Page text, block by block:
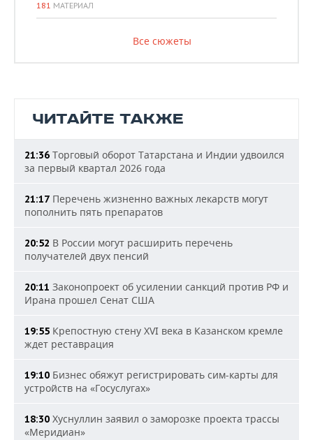
181 МАТЕРИАЛ
Все сюжеты
ЧИТАЙТЕ ТАКЖЕ
21:36 Торговый оборот Татарстана и Индии удвоился
за первый квартал 2026 года
21:17 Перечень жизненно важных лекарств могут
пополнить пять препаратов
20:52 В России могут расширить перечень
получателей двух пенсий
20:11 Законопроект об усилении санкций против РФ и
Ирана прошел Сенат США
19:55 Крепостную стену XVI века в Казанском кремле
ждет реставрация
19:10 Бизнес обяжут регистрировать сим-карты для
устройств на «Госуслугах»
18:30 Хуснуллин заявил о заморозке проекта трассы
«Меридиан»